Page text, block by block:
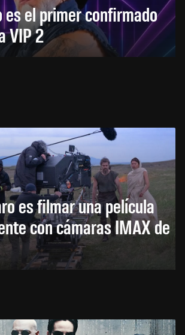
es el primer confirmado
VIP 2
es filmar una película
con cámaras IMAX de